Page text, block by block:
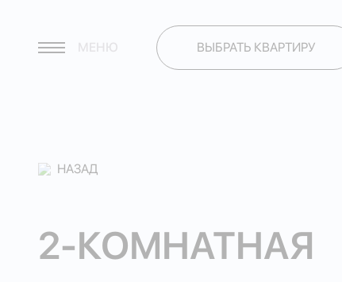
МЕНЮ ВЫБРАТЬ КВАРТИРУ
НАЗАД
2-КОМНАТНАЯ